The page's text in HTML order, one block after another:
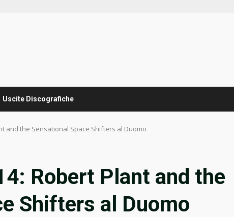
Uscite Discografiche
and the Sensational Space Shifters al Duomo
Robert Plant and the
Shifters al Duomo